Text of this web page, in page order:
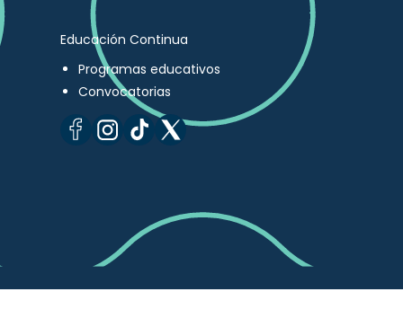
Educación Continua
Programas educativos
Convocatorias